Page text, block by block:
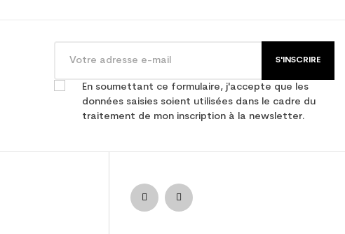
S'INSCRIRE
En soumettant ce formulaire, j'accepte que les
données saisies soient utilisées dans le cadre du
traitement de mon inscription à la newsletter.